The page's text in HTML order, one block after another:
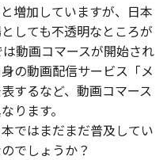
増加していますが、日本
しても不透明なところが
動画コマースが開始され
の動画配信サービス「メ
するなど、動画コマース
ります。
ではまだまだ普及してい
でしょうか？